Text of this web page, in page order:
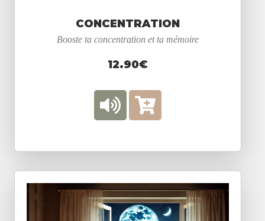
CONCENTRATION
Booste ta concentration et ta mémoire
12.90€